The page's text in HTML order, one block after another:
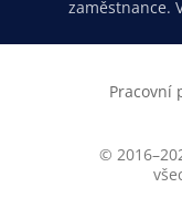
zaměstnance.
Pracovní
©